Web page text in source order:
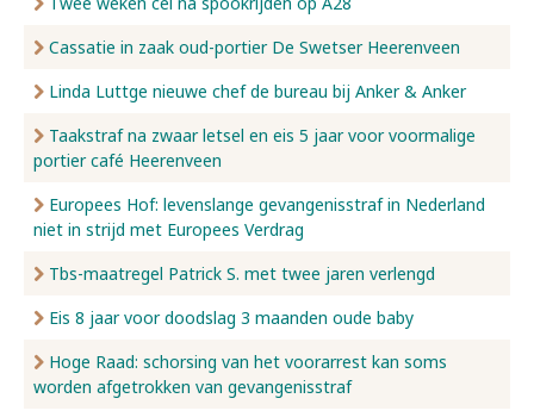
Cassatie in zaak oud-portier De Swetser Heerenveen
Linda Luttge nieuwe chef de bureau bij Anker & Anker
Taakstraf na zwaar letsel en eis 5 jaar voor voormalige
portier café Heerenveen
Europees Hof: levenslange gevangenisstraf in Nederland
niet in strijd met Europees Verdrag
Tbs-maatregel Patrick S. met twee jaren verlengd
Eis 8 jaar voor doodslag 3 maanden oude baby
Hoge Raad: schorsing van het voorarrest kan soms
worden afgetrokken van gevangenisstraf